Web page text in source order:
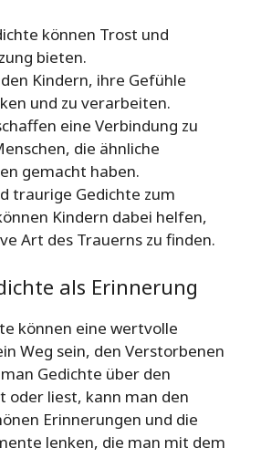
können Trost und
bieten.
Kindern, ihre Gefühle
und zu verarbeiten.
eine Verbindung zu
die ähnliche
gemacht haben.
traurige Gedichte zum
Kindern dabei helfen,
Art des Trauerns zu finden.
als Erinnerung
können eine wertvolle
Weg sein, den Verstorbenen
Gedichte über den
oder liest, kann man den
Erinnerungen und die
lenken, die man mit dem